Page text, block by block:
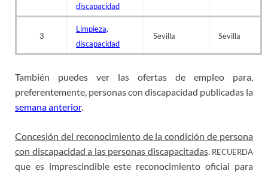
discapacidad
3
Limpieza,
discapacidad
Sevilla Sevilla
También puedes ver las ofertas de empleo para,
preferentemente, personas con discapacidad publicadas la
semana anterior.
Concesión del reconocimiento de la condición de persona
con discapacidad a las personas discapacitadas. RECUERDA
que es imprescindible este reconocimiento oficial para